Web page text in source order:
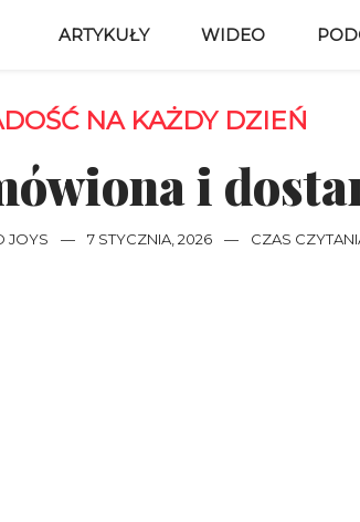
ARTYKUŁY WIDEO
NA KAŻDY DZIEŃ
i
JOYS — 7 STYCZNIA, 2026 — CZAS